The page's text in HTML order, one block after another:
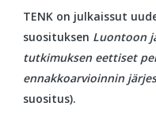
TENK on julkaissut
suosituksen Luontoon
tutkimuksen eettiset
ennakkoarvioinnin
suositus).